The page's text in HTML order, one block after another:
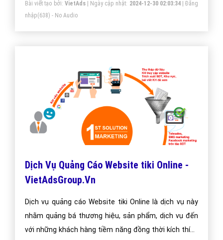
Bài viết tạo bởi: VietAds| Ngày cập nhật: 2024-12-30 02:03:34|Đăng
nhập(638) - No Audio
Dịch Vụ Quảng Cáo Website tiki Online -
VietAdsGroup.Vn
Dịch vụ quảng cáo Website tiki Online là dịch vụ này
nhằm quảng bá thương hiệu, sản phẩm, dịch vụ đến
với những khách hàng tiềm năng đồng thời kích thích